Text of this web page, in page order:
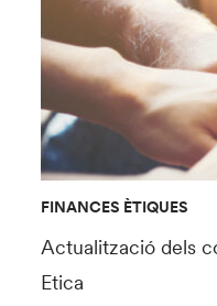
FINANCES ÈTIQUES
Actualització dels
Etica